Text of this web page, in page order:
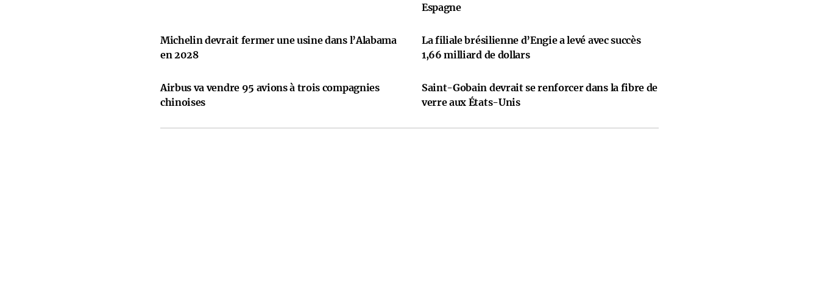
Espagne
Michelin devrait fermer une usine dans l’Alabama
en 2028
La filiale brésilienne d’Engie a levé avec succès
1,66 milliard de dollars
Airbus va vendre 95 avions à trois compagnies
chinoises
Saint-Gobain devrait se renforcer dans la fibre de
verre aux États-Unis